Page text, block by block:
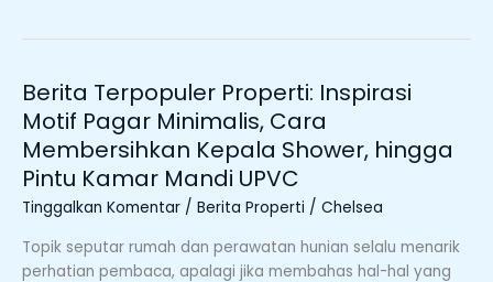
Berita Terpopuler Properti: Inspirasi
Motif Pagar Minimalis, Cara
Membersihkan Kepala Shower, hingga
Pintu Kamar Mandi UPVC
Tinggalkan Komentar / Berita Properti / Chelsea
Topik seputar rumah dan perawatan hunian selalu menarik
perhatian pembaca, apalagi jika membahas hal-hal yang
Berita
Terpopuler
Properti:
Inspirasi
Motif
Pagar
Cara